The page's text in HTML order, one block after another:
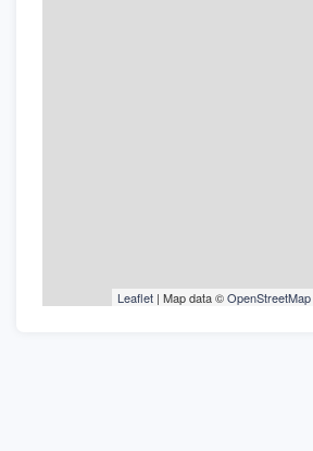
Leaflet | Map data ©OpenStreetMap